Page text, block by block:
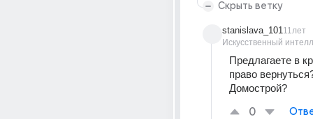
Скрыть ветку
stanislava_101
Искусственный
11лет
Предлагаете в
право
Домострой?
0